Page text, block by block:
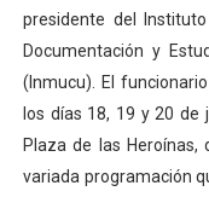
presidente del
Documentación y
(Inmucu). El
los días 18, 19 y 20
Plaza de las
variada programación